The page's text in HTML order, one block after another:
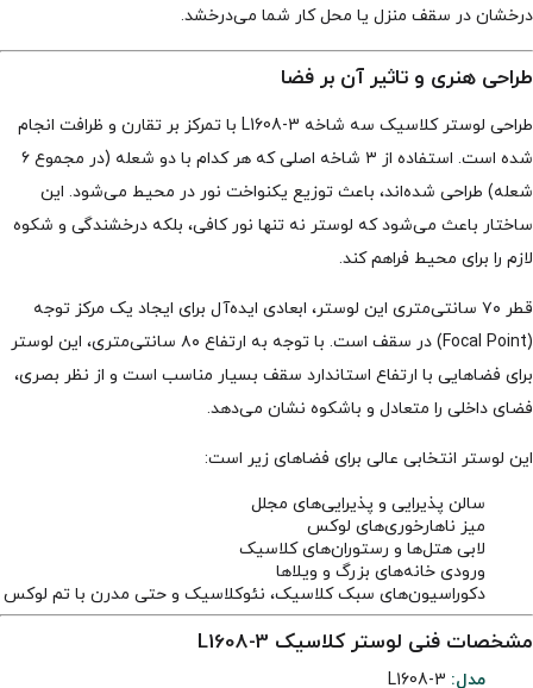
درخشان در سقف منزل یا محل کار شما می‌درخشد.
طراحی هنری و تاثیر آن بر فضا
طراحی لوستر کلاسیک سه شاخه L1608-3 با تمرکز بر تقارن و ظرافت انجام
شده است. استفاده از ۳ شاخه اصلی که هر کدام با دو شعله (در مجموع ۶
شعله) طراحی شده‌اند، باعث توزیع یکنواخت نور در محیط می‌شود. این
ساختار باعث می‌شود که لوستر نه تنها نور کافی، بلکه درخشندگی و شکوه
لازم را برای محیط فراهم کند.
قطر ۷۰ سانتی‌متری این لوستر، ابعادی ایده‌آل برای ایجاد یک مرکز توجه
(Focal Point) در سقف است. با توجه به ارتفاع ۸۰ سانتی‌متری، این لوستر
برای فضاهایی با ارتفاع استاندارد سقف بسیار مناسب است و از نظر بصری،
فضای داخلی را متعادل و باشکوه نشان می‌دهد.
این لوستر انتخابی عالی برای فضاهای زیر است:
سالن پذیرایی و پذیرایی‌های مجلل
میز ناهارخوری‌های لوکس
لابی هتل‌ها و رستوران‌های کلاسیک
ورودی خانه‌های بزرگ و ویلاها
دکوراسیون‌های سبک کلاسیک، نئوکلاسیک و حتی مدرن با تم لوکس
مشخصات فنی لوستر کلاسیک L1608-3
مدل: